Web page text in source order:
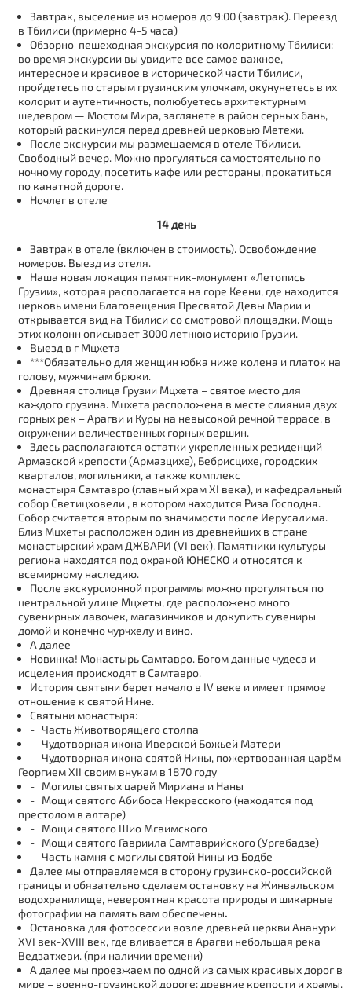
Завтрак, выселение из номеров до 9:00 (завтрак). Переезд
в Тбилиси (примерно 4-5 часа)
Обзорно-пешеходная экскурсия по колоритному Тбилиси:
во время экскурсии вы увидите все самое важное,
интересное и красивое в исторической части Тбилиси,
пройдетесь по старым грузинским улочкам, окунунетесь в их
колорит и аутентичность, полюбуетесь архитектурным
шедевром — Мостом Мира, заглянете в район серных бань,
который раскинулся перед древней церковью Метехи.
После экскурсии мы размещаемся в отеле Тбилиси.
Свободный вечер. Можно прогуляться самостоятельно по
ночному городу, посетить кафе или рестораны, прокатиться
по канатной дороге.
Ночлег в отеле
14 день
Завтрак в отеле (включен в стоимость). Освобождение
номеров. Выезд из отеля.
Наша новая локация памятник-монумент «Летопись
Грузии», которая располагается на горе Кеени, где находится
церковь имени Благовещения Пресвятой Девы Марии и
открывается вид на Тбилиси со смотровой площадки. Мощь
этих колонн описывает 3000 летнюю историю Грузии.
Выезд в г Мцхета
***Обязательно для женщин юбка ниже колена и платок на
голову, мужчинам брюки.
Древняя столица Грузии Мцхета – святое место для
каждого грузина. Мцхета расположена в месте слияния двух
горных рек – Арагви и Куры на невысокой речной террасе, в
окружении величественных горных вершин.
Здесь располагаются остатки укрепленных резиденций
Армазской крепости (Армазцихе), Бебрисцихе, городских
кварталов, могильники, а также комплекс
монастыря Самтавро (главный храм ХI века), и кафедральный
собор Светицховели , в котором находится Риза Господня.
Собор считается вторым по значимости после Иерусалима.
Близ Мцхеты расположен один из древнейших в стране
монастырский храм ДЖВАРИ (VI век). Памятники культуры
региона находятся под охраной ЮНЕСКО и относятся к
всемирному наследию.
После экскурсионной программы можно прогуляться по
центральной улице Мцхеты, где расположено много
сувенирных лавочек, магазинчиков и докупить сувениры
домой и конечно чурчхелу и вино.
А далее
Новинка! Монастырь Самтавро. Богом данные чудеса и
исцеления происходят в Самтавро.
История святыни берет начало в IV веке и имеет прямое
отношение к святой Нине.
Святыни монастыря:
- Часть Животворящего столпа
- Чудотворная икона Иверской Божьей Матери
- Чудотворная икона святой Нины, пожертвованная царём
Георгием XII своим внукам в 1870 году
- Могилы святых царей Мириана и Наны
- Мощи святого Абибоса Некресского (находятся под
престолом в алтаре)
- Мощи святого Шио Мгвимского
- Мощи святого Гавриила Самтаврийского (Ургебадзе)
- Часть камня с могилы святой Нины из Бодбе
Далее мы отправляемся в сторону грузинско-российской
границы и обязательно сделаем остановку на Жинвальском
водохранилище, невероятная красота природы и шикарные
фотографии на память вам обеспечены.
Остановка для фотосессии возле древней церкви Ананури
XVI век-XVIII век, где вливается в Арагви небольшая река
Ведзатхеви. (при наличии времени)
А далее мы проезжаем по одной из самых красивых дорог в
мире – военно-грузинской дороге: древние крепости и храмы,